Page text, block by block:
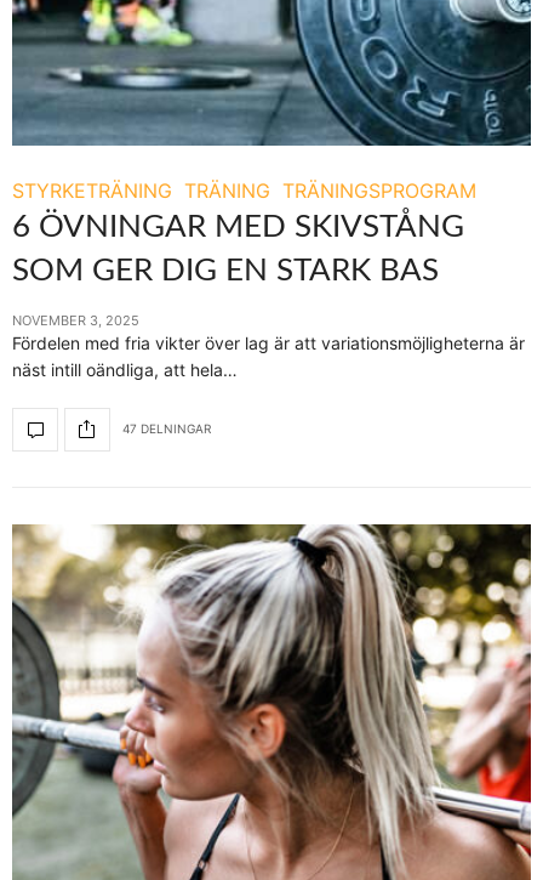
STYRKETRÄNING TRÄNING TRÄNINGSPROGRAM
6 ÖVNINGAR MED SKIVSTÅNG
SOM GER DIG EN STARK BAS
NOVEMBER 3, 2025
Fördelen med fria vikter över lag är att variationsmöjligheterna är
näst intill oändliga, att hela…
47 DELNINGAR